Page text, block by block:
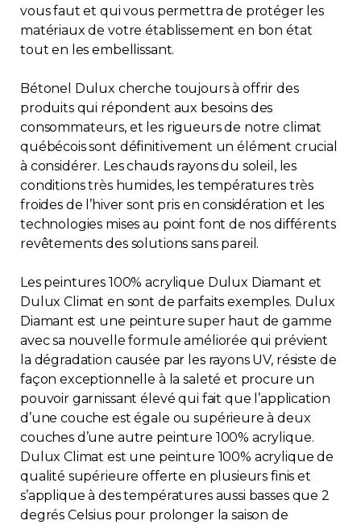
Environnement
App APQ
Médias
FAQ
Zone Membres
Français
Contact
Adhésion
vous faut et qui vous permettra de protéger les
matériaux de votre établissement en bon état
tout en les embellissant.
Bétonel Dulux cherche toujours à offrir des
produits qui répondent aux besoins des
consommateurs, et les rigueurs de notre climat
québécois sont définitivement un élément crucial
à considérer. Les chauds rayons du soleil, les
conditions très humides, les températures très
froides de l’hiver sont pris en considération et les
technologies mises au point font de nos différents
revêtements des solutions sans pareil.
Les peintures 100% acrylique Dulux Diamant et
Dulux Climat en sont de parfaits exemples. Dulux
Diamant est une peinture super haut de gamme
avec sa nouvelle formule améliorée qui prévient
la dégradation causée par les rayons UV, résiste de
façon exceptionnelle à la saleté et procure un
pouvoir garnissant élevé qui fait que l’application
d’une couche est égale ou supérieure à deux
couches d’une autre peinture 100% acrylique.
Dulux Climat est une peinture 100% acrylique de
qualité supérieure offerte en plusieurs finis et
s’applique à des températures aussi basses que 2
degrés Celsius pour prolonger la saison de